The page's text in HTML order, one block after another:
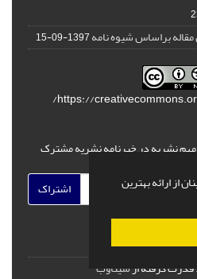
از ارائه بهترین
براساس شیوه نامه1397-09-15
https://
مهم نشریه در خبرنامه نشریه مشترک
اشتراک
قدرت گرفته ازسیناوب